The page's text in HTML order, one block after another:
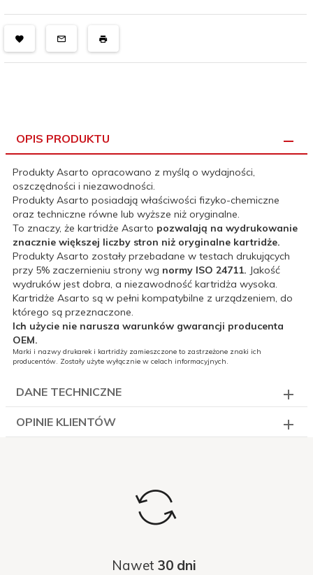
OPIS PRODUKTU
Produkty Asarto opracowano z myślą o wydajności,
oszczędności i niezawodności.
Produkty Asarto posiadają właściwości fizyko-chemiczne
oraz techniczne równe lub wyższe niż oryginalne.
To znaczy, że kartridże Asarto pozwalają na wydrukowanie
znacznie większej liczby stron niż oryginalne kartridże.
Produkty Asarto zostały przebadane w testach drukujących
przy 5% zaczernieniu strony wg normy ISO 24711. Jakość
wydruków jest dobra, a niezawodność kartridża wysoka.
Kartridże Asarto są w pełni kompatybilne z urządzeniem, do
którego są przeznaczone.
Ich użycie nie narusza warunków gwarancji producenta
OEM.
Marki i nazwy drukarek i kartridży zamieszczone to zastrzeżone znaki ich
producentów. Zostały użyte wyłącznie w celach informacyjnych.
DANE TECHNICZNE
OPINIE KLIENTÓW
Nawet 30 dni